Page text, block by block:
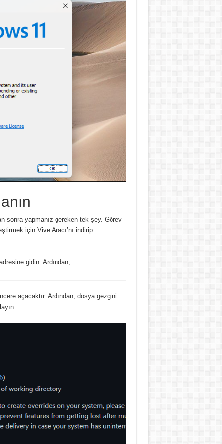
sonra yapmanız gereken tek şey, Görev
için Vive Aracı’nı indirip
gidin. Ardından,
açacaktır. Ardından, dosya gezgini